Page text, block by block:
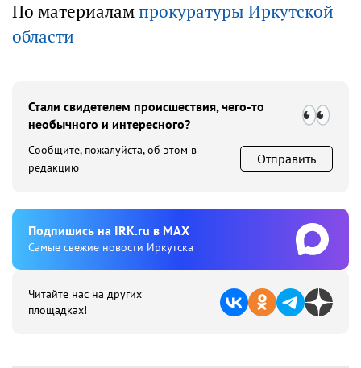
По материалампрокуратуры Иркутской
области
Стали свидетелем происшествия, чего-то
необычного и интересного?
Сообщите, пожалуйста, об этом в
редакцию
Отправить
Подпишиcь на IRK.ru в MAX
Cамые свежие новости Иркутска
Читайте нас на других
площадках!